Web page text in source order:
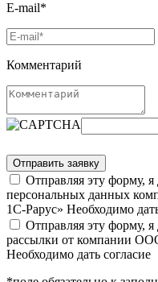
E-mail*
Комментарий
Отправляя эту форму,
персональных данных
1С-Рарус» Необходимо
Отправляя эту форму,
рассылки от компании
Необходимо дать согласие